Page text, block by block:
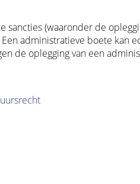
sancties (waaronder de
administratieve boete kan
de oplegging van een